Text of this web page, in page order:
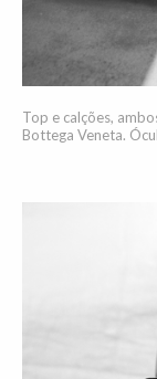
Top e calções,
Bottega Veneta.